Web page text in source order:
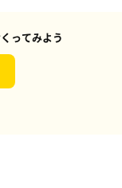
ってみよう